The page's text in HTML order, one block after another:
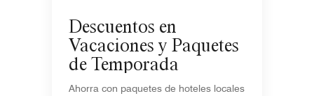
Descuentos en
Vacaciones y Paquetes
de Temporada
Ahorra con paquetes de hoteles locales